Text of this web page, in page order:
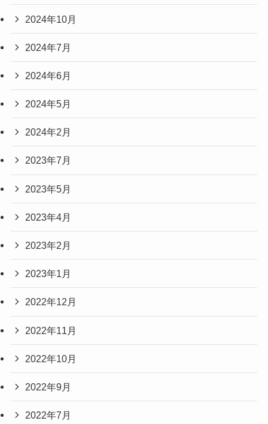
2024年10月
2024年7月
2024年6月
2024年5月
2024年2月
2023年7月
2023年5月
2023年4月
2023年2月
2023年1月
2022年12月
2022年11月
2022年10月
2022年9月
2022年7月